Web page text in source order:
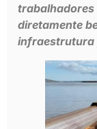
diretamente
infraestrutura